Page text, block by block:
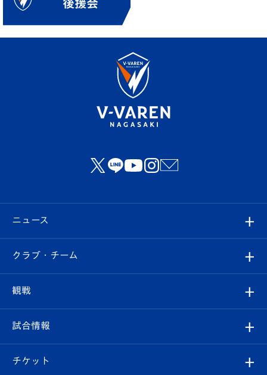
ニュース
すべて
クラブ
試合情報
クラブ・チーム
クラブ概要
観戦
観戦ルール
試合情報
試合日程/結果
チケット